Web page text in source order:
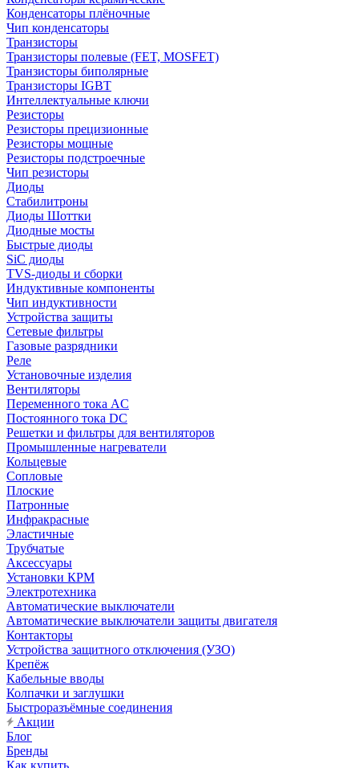
Конденсаторы плёночные
Чип конденсаторы
Транзисторы
Транзисторы полевые (FET, MOSFET)
Транзисторы биполярные
Транзисторы IGBT
Интеллектуальные ключи
Резисторы
Резисторы прецизионные
Резисторы мощные
Резисторы подстроечные
Чип резисторы
Диоды
Стабилитроны
Диоды Шоттки
Диодные мосты
Быстрые диоды
SiC диоды
TVS-диоды и сборки
Индуктивные компоненты
Чип индуктивности
Устройства защиты
Сетевые фильтры
Газовые разрядники
Реле
Установочные изделия
Вентиляторы
Переменного тока AC
Постоянного тока DC
Решетки и фильтры для вентиляторов
Промышленные нагреватели
Кольцевые
Сопловые
Плоские
Патронные
Инфракрасные
Эластичные
Трубчатые
Аксессуары
Установки КРМ
Электротехника
Автоматические выключатели
Автоматические выключатели защиты двигателя
Контакторы
Устройства защитного отключения (УЗО)
Крепёж
Кабельные вводы
Колпачки и заглушки
Быстроразъёмные соединения
Акции
Блог
Бренды
Как купить